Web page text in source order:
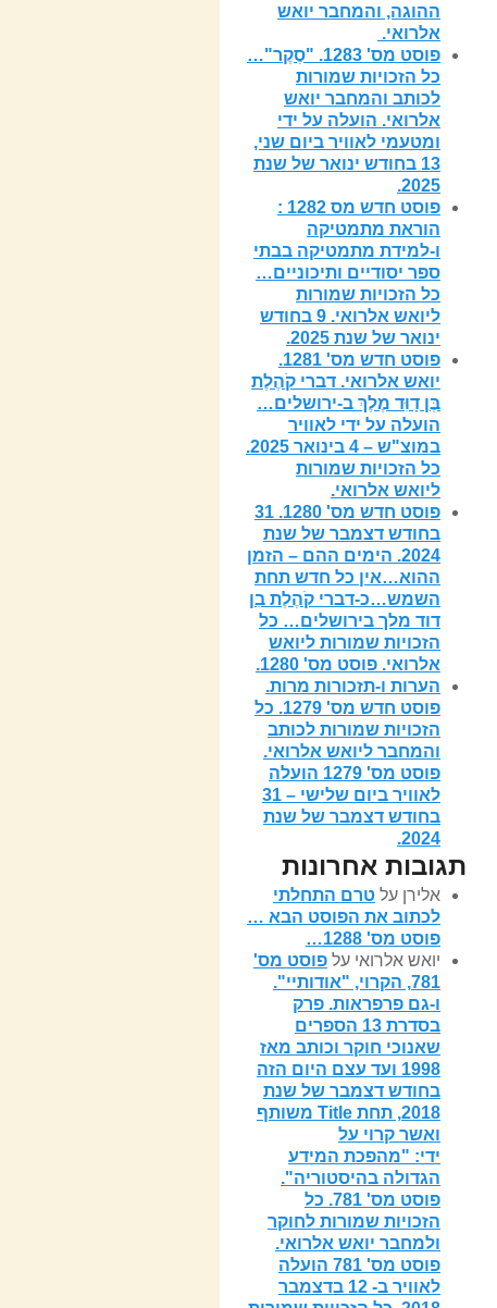
ההוגה, והמחבר יואש
אלרואי.
פוסט מס' 1283. "סֶקֶר"…
כל הזכויות שמורות
לכותב והמחבר יואש
אלרואי. הועלה על ידי
ומטעמי לאוויר ביום שני,
13 בחודש ינואר של שנת
2025.
פוסט חדש מס 1282 :
הוראת מתמטיקה
ו-למידת מתמטיקה בבתי
ספר יסודיים ותיכוניים…
כל הזכויות שמורות
ליואש אלרואי. 9 בחודש
ינואר של שנת 2025.
פוסט חדש מס' 1281.
יואש אלרואי. דברי קֹהֶלֶת
בֶּן דָוִּד מֶלֶךְ ב-ירושלים…
הועלה על ידי לאוויר
במוצ"ש – 4 בינואר 2025.
כל הזכויות שמורות
ליואש אלרואי.
פוסט חדש מס' 1280. 31
בחודש דצמבר של שנת
2024. הימים ההם – הזמן
ההוא…אין כל חדש תחת
השמש…כ-דברי קֹהֶלֶת בִן
דוד מלך בירושלים… כל
הזכויות שמורות ליואש
אלרואי. פוסט מס' 1280.
הערות ו-תזכורות מרות.
פוסט חדש מס' 1279. כל
הזכויות שמורות לכותב
והמחבר ליואש אלרואי.
פוסט מס' 1279 הועלה
לאוויר ביום שלישי – 31
בחודש דצמבר של שנת
2024.
תגובות אחרונות
אלירן על טרם התחלתי
לכתוב את הפוסט הבא …
פוסט מס' 1288…
יואש אלרואי על פוסט מס'
781, הקרוי, "אודותיי".
ו-גם פרפראות. פרק
בסדרת 13 הספרים
שאנוכי חוקר וכותב מאז
1998 ועד עצם היום הזה
בחודש דצמבר של שנת
2018, תחת Title משותף
ואשר קרוי על
ידי: "מהפכת המידע
הגדולה בהיסטוריה".
פוסט מס' 781. כל
הזכויות שמורות לחוקר
ולמחבר יואש אלרואי.
פוסט מס' 781 הועלה
לאוויר ב- 12 בדצמבר